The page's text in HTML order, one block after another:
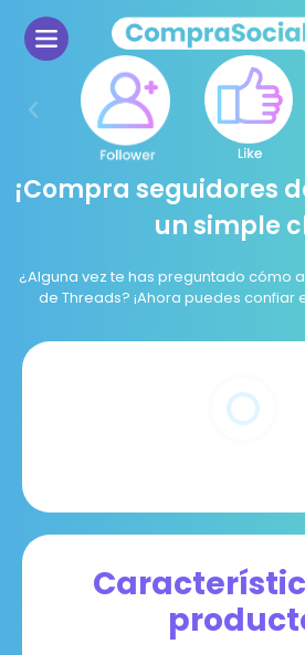
¡Compra seguidores
un simple
¿Alguna vez te has preguntado cómo
de Threads? ¡Ahora puedes confiar